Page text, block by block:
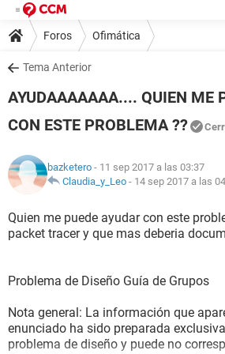
Foros Ofimática
Tema Anterior
AYUDAAAAAAA.... QUIEN ME
CON ESTE PROBLEMA ??
bazketero - 11 sep 2017 a las 03:37
Claudia_y_Leo - 14 sep 2017 a las
Quien me puede ayudar con este
packet tracer y que mas deberia
Problema de Diseño Guía de Grupos
Nota general: La información que
enunciado ha sido preparada
problema de diseño y puede no